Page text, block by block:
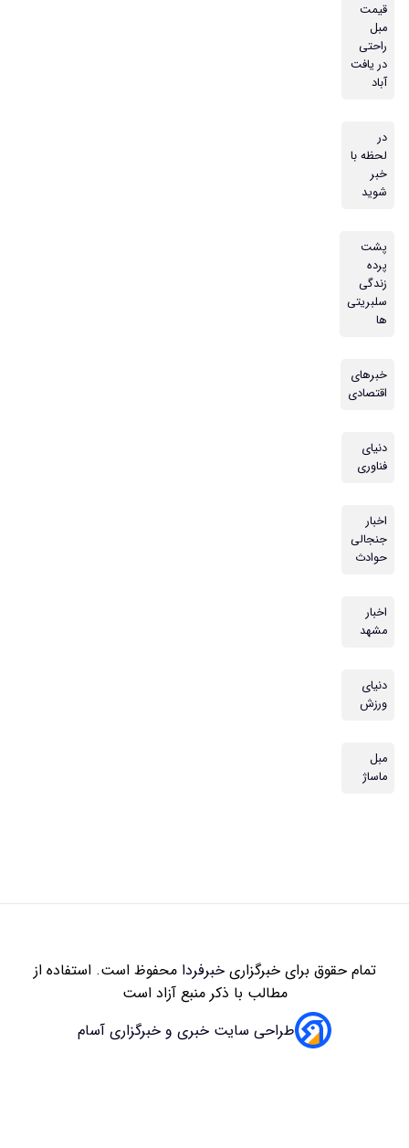
قیمت
مبل
راحتی
در یافت
آباد
در
لحظه با
خبر
شوید
پشت
پرده
زندگی
سلبریتی
ها
خبرهای
اقتصادی
دنیای
فناوری
اخبار
جنجالی
حوادث
اخبار
مشهد
دنیای
ورزش
مبل
ماساژ
تمام حقوق برای خبرگزاریخبرفردامحفوظ است. استفاده از
مطالب با ذکر منبع آزاد است
طراحی سایت خبری و خبرگزاری آسام